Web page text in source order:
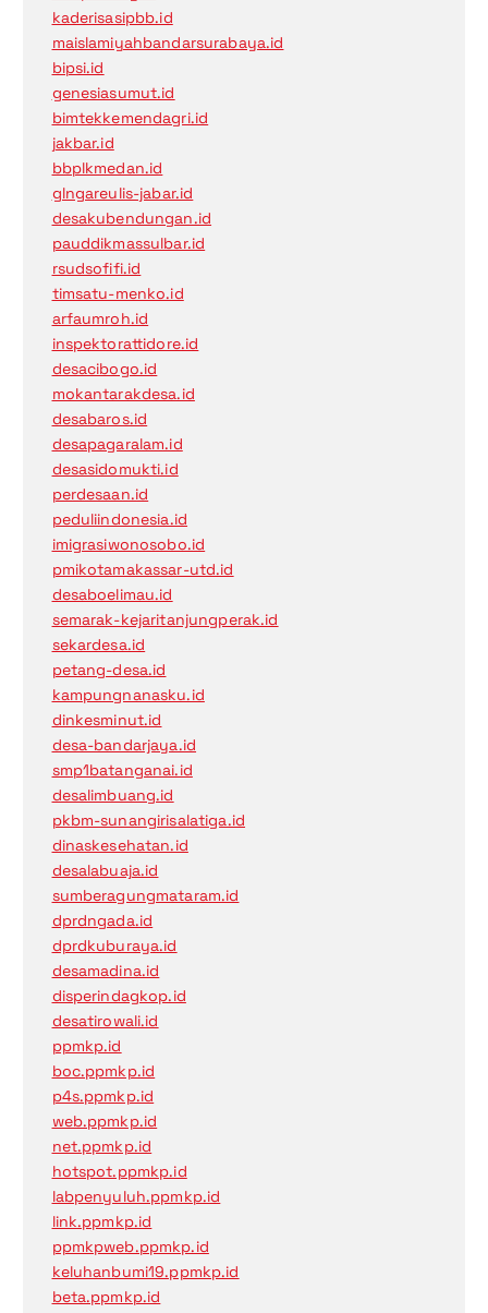
kaderisasipbb.id
maislamiyahbandarsurabaya.id
bipsi.id
genesiasumut.id
bimtekkemendagri.id
jakbar.id
bbplkmedan.id
glngareulis-jabar.id
desakubendungan.id
pauddikmassulbar.id
rsudsofifi.id
timsatu-menko.id
arfaumroh.id
inspektorattidore.id
desacibogo.id
mokantarakdesa.id
desabaros.id
desapagaralam.id
desasidomukti.id
perdesaan.id
peduliindonesia.id
imigrasiwonosobo.id
pmikotamakassar-utd.id
desaboelimau.id
semarak-kejaritanjungperak.id
sekardesa.id
petang-desa.id
kampungnanasku.id
dinkesminut.id
desa-bandarjaya.id
smp1batanganai.id
desalimbuang.id
pkbm-sunangirisalatiga.id
dinaskesehatan.id
desalabuaja.id
sumberagungmataram.id
dprdngada.id
dprdkuburaya.id
desamadina.id
disperindagkop.id
desatirowali.id
ppmkp.id
boc.ppmkp.id
p4s.ppmkp.id
web.ppmkp.id
net.ppmkp.id
hotspot.ppmkp.id
labpenyuluh.ppmkp.id
link.ppmkp.id
ppmkpweb.ppmkp.id
keluhanbumi19.ppmkp.id
beta.ppmkp.id